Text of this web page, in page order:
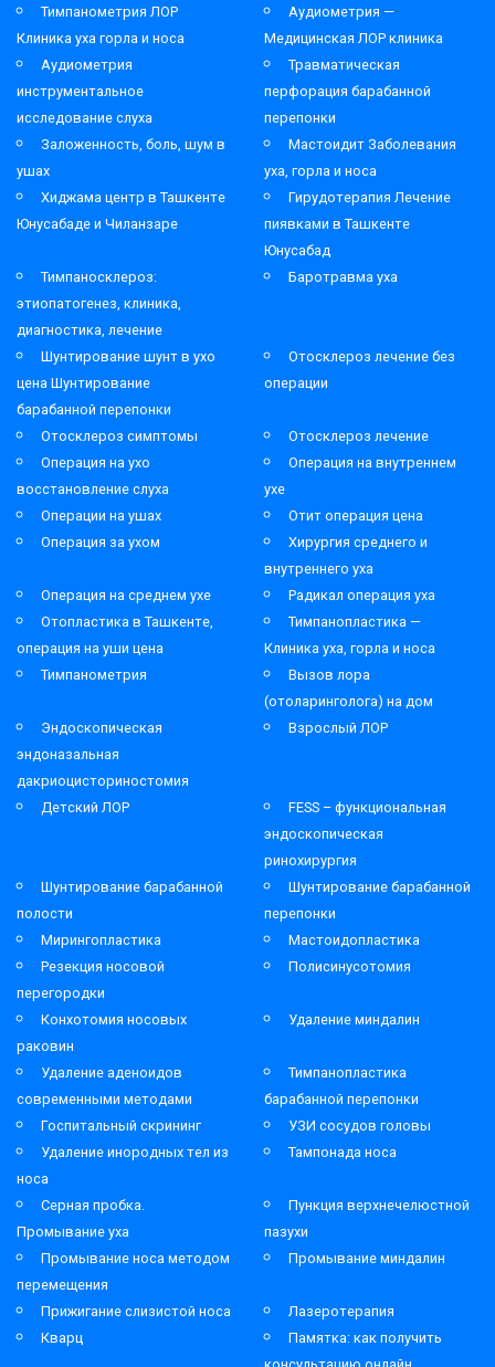
Тимпанометрия ЛОР
Клиника уха горла и носа
Аудиометрия —
Медицинская ЛОР клиника
Аудиометрия
инструментальное
исследование слуха
Травматическая
перфорация барабанной
перепонки
Заложенность, боль, шум в
ушах
Мастоидит Заболевания
уха, горла и носа
Хиджама центр в Ташкенте
Юнусабаде и Чиланзаре
Гирудотерапия Лечение
пиявками в Ташкенте
Юнусабад
Тимпаносклероз:
этиопатогенез, клиника,
диагностика, лечение
Баротравма уха
Шунтирование шунт в ухо
цена Шунтирование
барабанной перепонки
Отосклероз лечение без
операции
Отосклероз симптомы
Отосклероз лечение
Операция на ухо
восстановление слуха
Операция на внутреннем
ухе
Операции на ушах
Отит операция цена
Операция за ухом
Хирургия среднего и
внутреннего уха
Операция на среднем ухе
Радикал операция уха
Отопластика в Ташкенте,
операция на уши цена
Тимпанопластика —
Клиника уха, горла и носа
Тимпанометрия
Вызов лора
(отоларинголога) на дом
Эндоскопическая
эндоназальная
дакриоцисториностомия
Взрослый ЛОР
Детский ЛОР
FESS – функциональная
эндоскопическая
ринохирургия
Шунтирование барабанной
полости
Шунтирование барабанной
перепонки
Мирингопластика
Мастоидопластика
Резекция носовой
перегородки
Полисинусотомия
Конхотомия носовых
раковин
Удаление миндалин
Удаление аденоидов
современными методами
Тимпанопластика
барабанной перепонки
Госпитальный скрининг
УЗИ сосудов головы
Удаление инородных тел из
носа
Тампонада носа
Серная пробка.
Промывание уха
Пункция верхнечелюстной
пазухи
Промывание носа методом
перемещения
Промывание миндалин
Прижигание слизистой носа
Лазеротерапия
Кварц
Памятка: как получить